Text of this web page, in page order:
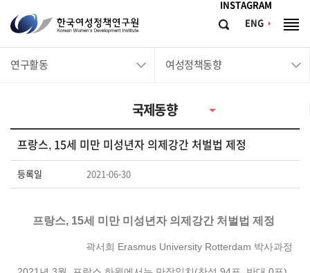
INSTAGRAM
ENG
한
국
여
연
구
원
Women's
Development
검
체
연구활동 여성정책동향
국제동향
프랑스, 15세 미만 미성년자 의제강간 처벌법 제정
등록일 2021-06-30
프랑스, 15세 미만 미성년자 의제강간 처벌법 제정
곽서희 Erasmus University Rotterdam 박사과정